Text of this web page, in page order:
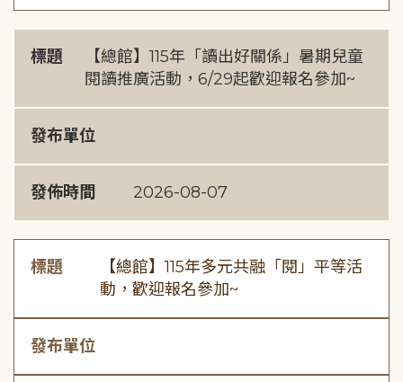
標題
【總館】115年「讀出好關係」暑期兒童
閱讀推廣活動，6/29起歡迎報名參加~
發布單位
發佈時間 2026-08-07
標題
【總館】115年多元共融「閱」平等活
動，歡迎報名參加~
發布單位